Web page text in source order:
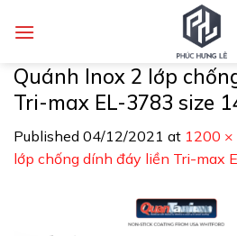
Quánh Inox 2 lớp
Tri-max EL-3783 size
Published 04/12/2021 at 1200 ×
lớp chống dính đáy liền Tri-max